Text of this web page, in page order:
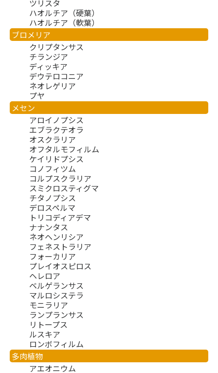
ツリスタ
ハオルチア（硬葉）
ハオルチア（軟葉）
ブロメリア
クリプタンサス
チランジア
ディッキア
デウテロコニア
ネオレゲリア
プヤ
メセン
アロイノプシス
エブラクテオラ
オスクラリア
オフタルモフィルム
ケイリドプシス
コノフィツム
コルプスクラリア
スミクロスティグマ
チタノプシス
デロスペルマ
トリコディアデマ
ナナンタス
ネオヘンリシア
フェネストラリア
フォーカリア
プレイオスピロス
ヘレロア
ベルゲランサス
マルロシステラ
モニラリア
ランプランサス
リトープス
ルスキア
ロンボフィルム
多肉植物
アエオニウム